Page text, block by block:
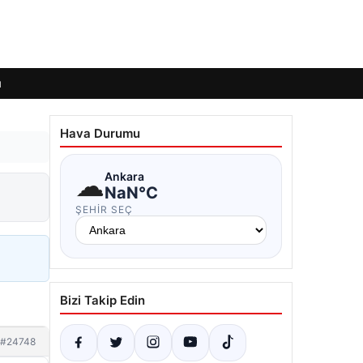
#24748
Hava Durumu
☁Ankara
NaN°C
ŞEHIR SEÇ
Bizi Takip Edin